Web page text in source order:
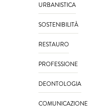
URBANISTICA
SOSTENIBILITÀ
RESTAURO
PROFESSIONE
DEONTOLOGIA
COMUNICAZIONE